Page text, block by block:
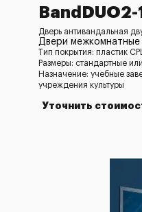
BandDUO2-
Дверь антивандальная
Двери
Тип покрытия: пластик CPL
Размеры: стандартные
Назначение: учебные
учреждения культуры
Уточнить